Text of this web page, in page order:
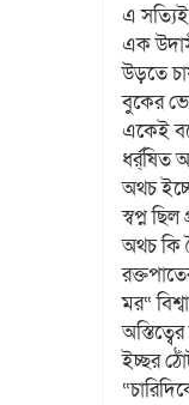
এ
এক
উড়তে
বুকের
একেই
ধর্র্ষিত
অথচ
স্বপ্ন
অথচ কি
মর“
ইচ্ছর